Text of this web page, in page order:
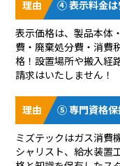
④ 表示料金は
表示価格は、製品本体
費・廃棄処分費・消費
格！設置場所や搬入経
請求はいたしません！
⑤ 専門資格保
ミズテックはガス消費
シャリスト、給水装置